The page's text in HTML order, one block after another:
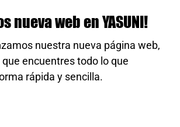
nueva web en YASUNI!
nuestra nueva página web,
encuentres todo lo que
rápida y sencilla.